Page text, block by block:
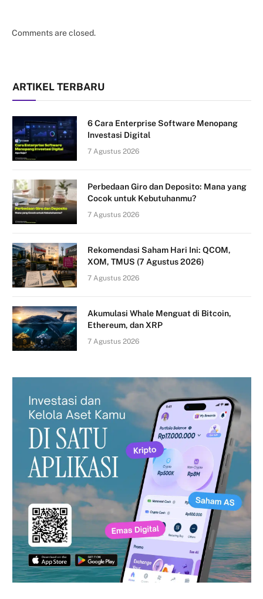
Comments are closed.
ARTIKEL TERBARU
6 Cara Enterprise Software Menopang
Investasi Digital
7 Agustus 2026
Perbedaan Giro dan Deposito: Mana yang
Cocok untuk Kebutuhanmu?
7 Agustus 2026
Rekomendasi Saham Hari Ini: QCOM,
XOM, TMUS (7 Agustus 2026)
7 Agustus 2026
Akumulasi Whale Menguat di Bitcoin,
Ethereum, dan XRP
7 Agustus 2026